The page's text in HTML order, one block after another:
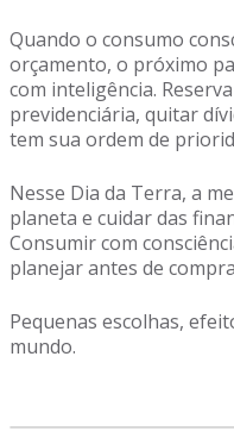
Quando o consumo
orçamento, o próximo
com inteligência.
previdenciária, quitar
tem sua ordem de
Nesse Dia da Terra, a
planeta e cuidar das
Consumir com
planejar antes de
Pequenas escolhas,
mundo.